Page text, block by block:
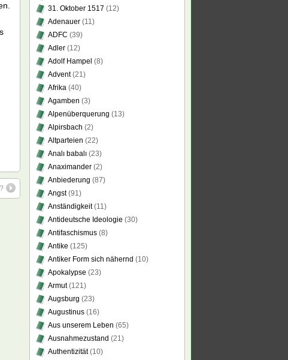
31. Oktober 1517 (12)
Adenauer (11)
ADFC (39)
Adler (12)
Adolf Hampel (8)
Advent(21)
Afrika (40)
Agamben (3)
Alpenüberquerung (13)
Alpirsbach (2)
Altparteien (22)
Analı babalı (23)
Anaximander (2)
Anbiederung (87)
Angst(91)
Anständigkeit(11)
Antideutsche Ideologie (30)
Antifaschismus (8)
Antike (125)
Antiker Form sich nähernd (10)
Apokalypse (23)
Armut(121)
Augsburg (23)
Augustinus (16)
Aus unserem Leben (65)
Ausnahmezustand (21)
Authentizität(10)